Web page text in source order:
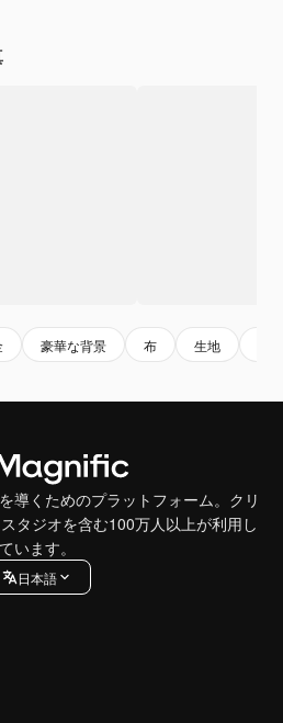
豪華な背景 布 生地
導くためのプラットフォーム。クリ
タジオを含む100万人以上が利用し
ています。
日本語